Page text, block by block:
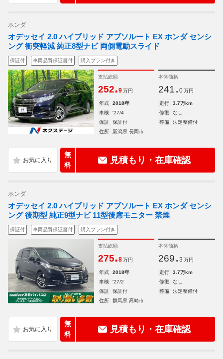
ホンダ
オデッセイ 2.0 ハイブリッド アブソルート EX ホンダ センシ
ング 衝突軽減 純正8型ナビ 両側電動スライド
保証付 車両品質保証書付 購入プラン付き
支払総額
252.9 万円
本体価格
241. 0 万円
年式 2018年 走行
3.7万km
車検
'27/4 修復
なし
保証
保証付 整備
法定整備付
住所
新潟県 長岡市
無
料
見積もり・在庫確認
ホンダ
オデッセイ 2.0 ハイブリッド アブソルート EX ホンダ センシ
ング 後期型 純正9型ナビ 11型後席モニター 禁煙
保証付 車両品質保証書付 購入プラン付き
支払総額
275.8 万円
本体価格
269. 3 万円
年式 2018年 走行
3.7万km
車検
'27/2 修復
なし
保証
保証付 整備
法定整備付
住所
群馬県 高崎市
無
料
見積もり・在庫確認